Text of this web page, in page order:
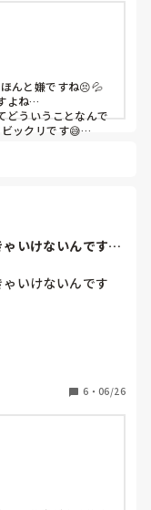
れるし、
ろうとしないし、
に
て大丈夫なんです
うに』は
？
作り？
より年数も長いあ
見てました)
なんの為に
からボーナスも何
だからって
たが、想像を遥か
神面が鍛えられ
かに頭がおかし
んと嫌ですね😣💦
よね…
どういうことなんで
ックリです😅
いうちに転職活動
いけないんです
いけないんです
ートをしていま
もともと託児所だ
で、晴れたら散歩
動だけど、もっと提
れました。
が、まずは主任先
えようと思います
6 ・ 06/26